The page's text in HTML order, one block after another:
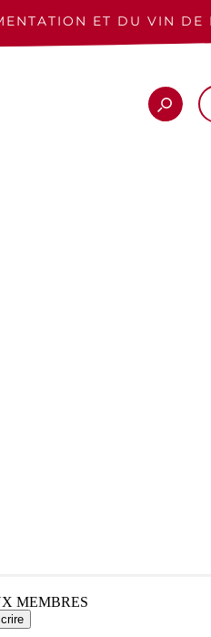
ET DU VIN DE
MEMBRES